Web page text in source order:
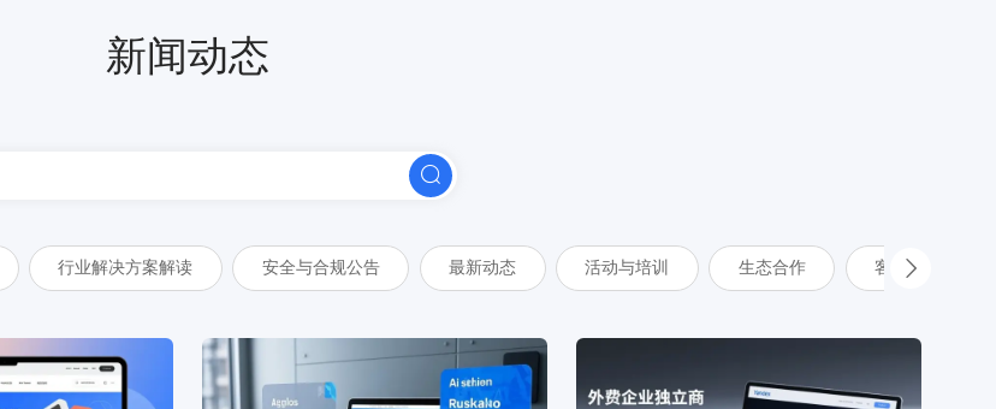
新闻动态

行业解决方案解读 安全与合规公告 最新动态 活动与培训 生态合作 客户案例
